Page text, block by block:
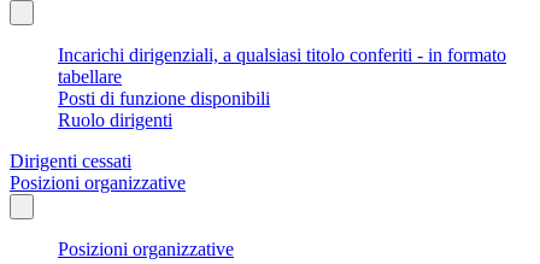
Incarichi dirigenziali, a qualsiasi titolo conferiti - in formato
tabellare
Posti di funzione disponibili
Ruolo dirigenti
Dirigenti cessati
Posizioni organizzative
Posizioni organizzative